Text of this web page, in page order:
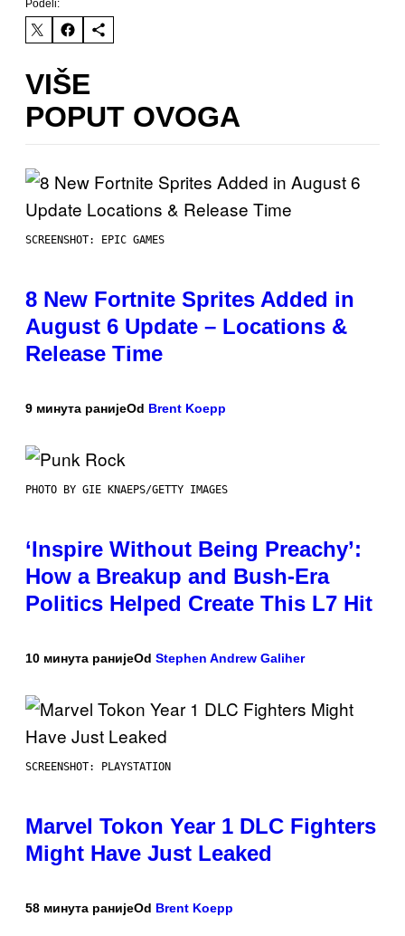
Podeli:
VIŠE
POPUT OVOGA
SCREENSHOT: EPIC GAMES
8 New Fortnite Sprites Added in
August 6 Update – Locations &
Release Time
9 минута ранијеOd Brent Koepp
PHOTO BY GIE KNAEPS/GETTY IMAGES
‘Inspire Without Being Preachy’:
How a Breakup and Bush-Era
Politics Helped Create This L7 Hit
10 минута ранијеOd Stephen Andrew Galiher
SCREENSHOT: PLAYSTATION
Marvel Tokon Year 1 DLC Fighters
Might Have Just Leaked
58 минута ранијеOd Brent Koepp